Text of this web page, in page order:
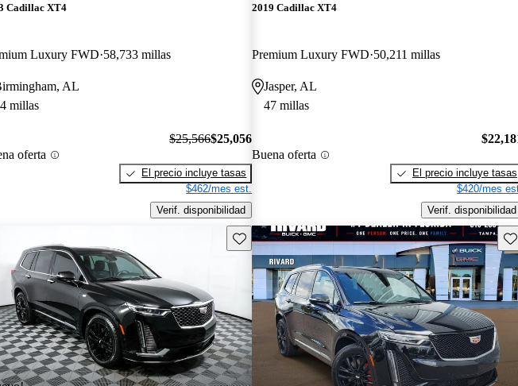
Cadillac XT4
Luxury FWD 58,733 millas
AL
millas
oferta
$25,566$25,056
El precio incluye tasas
$462/mes est.
Verif. disponibilidad
2019 Cadillac XT4
Premium Luxury FWD 50,211 millas
Jasper, AL
47 millas
Buena oferta
El precio incluye tasas
$420/mes
Verif. disponibilidad
Aviso Guarda este Aviso